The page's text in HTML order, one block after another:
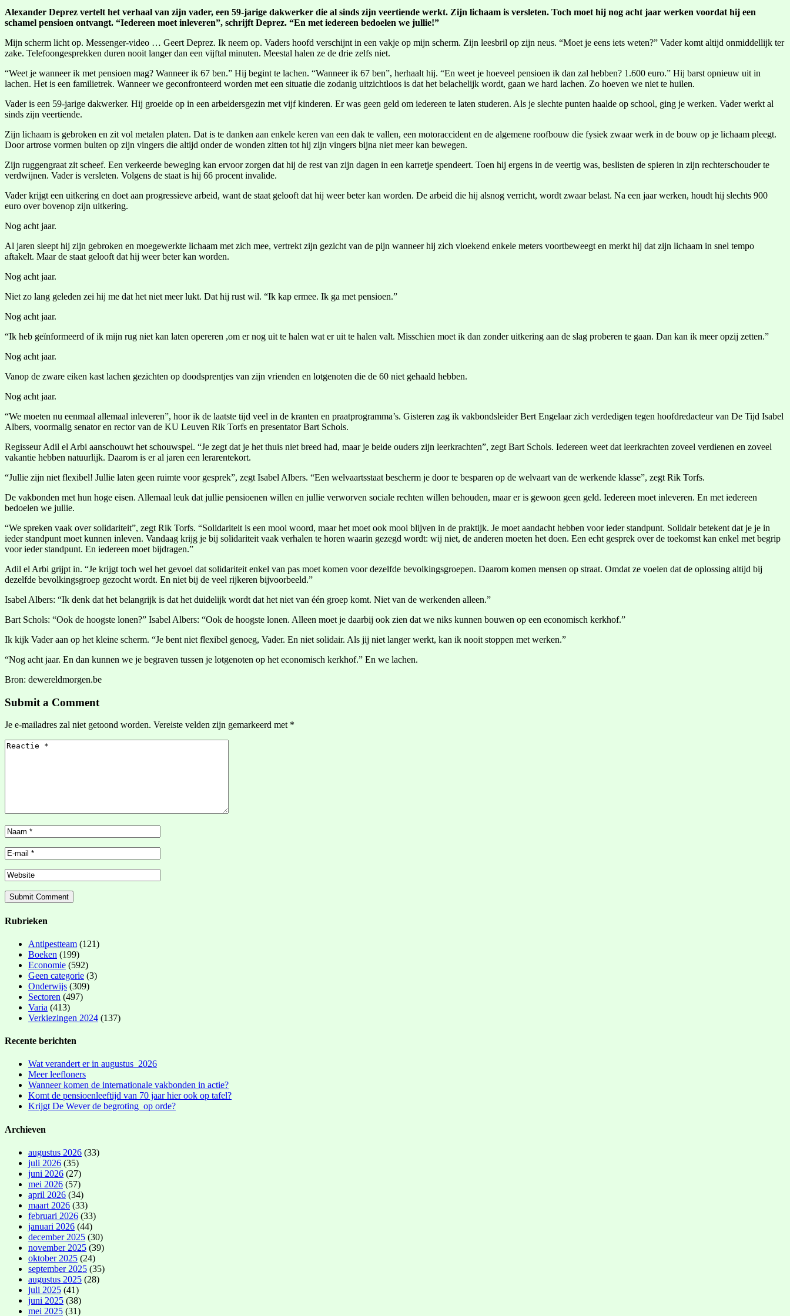
Alexander Deprez vertelt het verhaal van zijn vader, een 59-jarige dakwerker die al sinds zijn veertiende werkt. Zijn lichaam is versleten. Toch moet hij nog acht jaar werken voordat hij een
schamel pensioen ontvangt. “Iedereen moet inleveren”, schrijft Deprez. “En met iedereen bedoelen we jullie!”
Mijn scherm licht op. Messenger-video … Geert Deprez. Ik neem op. Vaders hoofd verschijnt in een vakje op mijn scherm. Zijn leesbril op zijn neus. “Moet je eens iets weten?” Vader komt altijd onmiddellijk ter
zake. Telefoongesprekken duren nooit langer dan een vijftal minuten. Meestal halen ze de drie zelfs niet.
“Weet je wanneer ik met pensioen mag? Wanneer ik 67 ben.” Hij begint te lachen. “Wanneer ik 67 ben”, herhaalt hij. “En weet je hoeveel pensioen ik dan zal hebben? 1.600 euro.” Hij barst opnieuw uit in
lachen. Het is een familietrek. Wanneer we geconfronteerd worden met een situatie die zodanig uitzichtloos is dat het belachelijk wordt, gaan we hard lachen. Zo hoeven we niet te huilen.
Vader is een 59-jarige dakwerker. Hij groeide op in een arbeidersgezin met vijf kinderen. Er was geen geld om iedereen te laten studeren. Als je slechte punten haalde op school, ging je werken. Vader werkt al
sinds zijn veertiende.
Zijn lichaam is gebroken en zit vol metalen platen. Dat is te danken aan enkele keren van een dak te vallen, een motoraccident en de algemene roofbouw die fysiek zwaar werk in de bouw op je lichaam pleegt.
Door artrose vormen bulten op zijn vingers die altijd onder de wonden zitten tot hij zijn vingers bijna niet meer kan bewegen.
Zijn ruggengraat zit scheef. Een verkeerde beweging kan ervoor zorgen dat hij de rest van zijn dagen in een karretje spendeert. Toen hij ergens in de veertig was, beslisten de spieren in zijn rechterschouder te
verdwijnen. Vader is versleten. Volgens de staat is hij 66 procent invalide.
Vader krijgt een uitkering en doet aan progressieve arbeid, want de staat gelooft dat hij weer beter kan worden. De arbeid die hij alsnog verricht, wordt zwaar belast. Na een jaar werken, houdt hij slechts 900
euro over bovenop zijn uitkering.
Nog acht jaar.
Al jaren sleept hij zijn gebroken en moegewerkte lichaam met zich mee, vertrekt zijn gezicht van de pijn wanneer hij zich vloekend enkele meters voortbeweegt en merkt hij dat zijn lichaam in snel tempo
aftakelt. Maar de staat gelooft dat hij weer beter kan worden.
Nog acht jaar.
Niet zo lang geleden zei hij me dat het niet meer lukt. Dat hij rust wil. “Ik kap ermee. Ik ga met pensioen.”
Nog acht jaar.
“Ik heb geïnformeerd of ik mijn rug niet kan laten opereren ,om er nog uit te halen wat er uit te halen valt. Misschien moet ik dan zonder uitkering aan de slag proberen te gaan. Dan kan ik meer opzij zetten.”
Nog acht jaar.
Vanop de zware eiken kast lachen gezichten op doodsprentjes van zijn vrienden en lotgenoten die de 60 niet gehaald hebben.
Nog acht jaar.
“We moeten nu eenmaal allemaal inleveren”, hoor ik de laatste tijd veel in de kranten en praatprogramma’s. Gisteren zag ik vakbondsleider Bert Engelaar zich verdedigen tegen hoofdredacteur van De Tijd Isabel
Albers, voormalig senator en rector van de KU Leuven Rik Torfs en presentator Bart Schols.
Regisseur Adil el Arbi aanschouwt het schouwspel. “Je zegt dat je het thuis niet breed had, maar je beide ouders zijn leerkrachten”, zegt Bart Schols. Iedereen weet dat leerkrachten zoveel verdienen en zoveel
vakantie hebben natuurlijk. Daarom is er al jaren een lerarentekort.
“Jullie zijn niet flexibel! Jullie laten geen ruimte voor gesprek”, zegt Isabel Albers. “Een welvaartsstaat bescherm je door te besparen op de welvaart van de werkende klasse”, zegt Rik Torfs.
De vakbonden met hun hoge eisen. Allemaal leuk dat jullie pensioenen willen en jullie verworven sociale rechten willen behouden, maar er is gewoon geen geld. Iedereen moet inleveren. En met iedereen
bedoelen we jullie.
“We spreken vaak over solidariteit”, zegt Rik Torfs. “Solidariteit is een mooi woord, maar het moet ook mooi blijven in de praktijk. Je moet aandacht hebben voor ieder standpunt. Solidair betekent dat je je in
ieder standpunt moet kunnen inleven. Vandaag krijg je bij solidariteit vaak verhalen te horen waarin gezegd wordt: wij niet, de anderen moeten het doen. Een echt gesprek over de toekomst kan enkel met begrip
voor ieder standpunt. En iedereen moet bijdragen.”
Adil el Arbi grijpt in. “Je krijgt toch wel het gevoel dat solidariteit enkel van pas moet komen voor dezelfde bevolkingsgroepen. Daarom komen mensen op straat. Omdat ze voelen dat de oplossing altijd bij
dezelfde bevolkingsgroep gezocht wordt. En niet bij de veel rijkeren bijvoorbeeld.”
Isabel Albers: “Ik denk dat het belangrijk is dat het duidelijk wordt dat het niet van één groep komt. Niet van de werkenden alleen.”
Bart Schols: “Ook de hoogste lonen?” Isabel Albers: “Ook de hoogste lonen. Alleen moet je daarbij ook zien dat we niks kunnen bouwen op een economisch kerkhof.”
Ik kijk Vader aan op het kleine scherm. “Je bent niet flexibel genoeg, Vader. En niet solidair. Als jij niet langer werkt, kan ik nooit stoppen met werken.”
“Nog acht jaar. En dan kunnen we je begraven tussen je lotgenoten op het economisch kerkhof.” En we lachen.
Bron: dewereldmorgen.be
Submit a Comment
Je e-mailadres zal niet getoond worden. Vereiste velden zijn gemarkeerd met *
Rubrieken
Antipestteam (121)
Boeken (199)
Economie (592)
Geen categorie (3)
Onderwijs (309)
Sectoren (497)
Varia (413)
Verkiezingen 2024 (137)
Recente berichten
Wat verandert er in augustus 2026
Meer leefloners
Wanneer komen de internationale vakbonden in actie?
Komt de pensioenleeftijd van 70 jaar hier ook op tafel?
Krijgt De Wever de begroting op orde?
Archieven
augustus 2026 (33)
juli 2026 (35)
juni 2026 (27)
mei 2026 (57)
april 2026 (34)
maart 2026 (33)
februari 2026 (33)
januari 2026 (44)
december 2025 (30)
november 2025 (39)
oktober 2025 (24)
september 2025 (35)
augustus 2025 (28)
juli 2025 (41)
juni 2025 (38)
mei 2025 (31)